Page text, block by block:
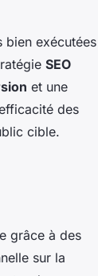
bien exécutées
SEO
et une
des
cible.
grâce à des
sur la